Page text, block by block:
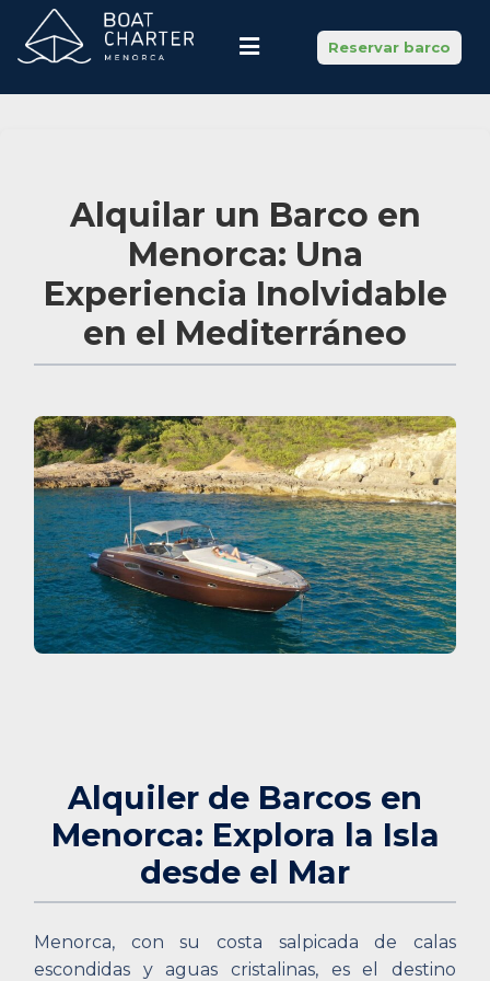
Reservar barco
Alquilar un Barco en
Menorca: Una
Experiencia Inolvidable
en el Mediterráneo
Alquiler de Barcos en
Menorca: Explora la Isla
desde el Mar
Menorca, con su costa salpicada de calas
escondidas y aguas cristalinas, es el destino